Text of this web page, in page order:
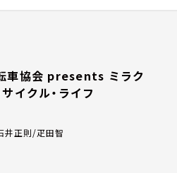
車協会 presents ミラク
サイクル・ライフ
井正則/疋田智